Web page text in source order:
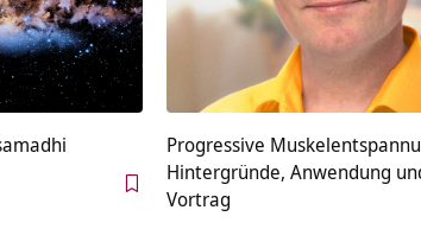
Progressive
Hintergründe, Anwendung
Vortrag